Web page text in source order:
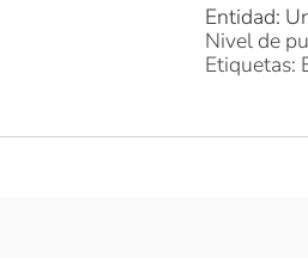
Entidad:
Nivel de
Etiquetas: